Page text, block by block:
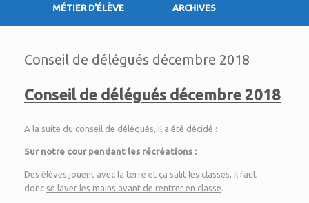
MÉTIER D’ÉLÈVE ARCHIVES
Conseil de délégués décembre 2018
Conseil de délégués décembre 2018
A la suite du conseil de délégués, il a été décidé :
Sur notre cour pendant les récréations :
Des élèves jouent avec la terre et ça salit les classes, il faut
donc se laver les mains avant de rentrer en classe.